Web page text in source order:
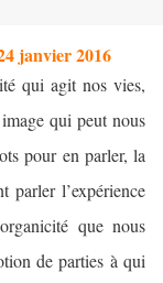
janvier 2016
qui agit nos vies,
qui peut nous
pour en parler, la
parler l’expérience
que nous
de parties à qui